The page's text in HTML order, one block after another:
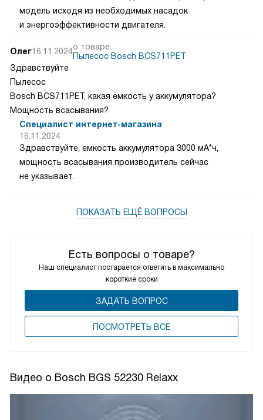
Есть вопросы о товаре?
Наш специалист постарается ответить в максимально
короткие сроки
ЗАДАТЬ ВОПРОС
ПОCМОТРЕТЬ ВСЕ
модель исходя из необходимых насадок
и энергоэффективности двигателя.
Олег16.11.2024о товаре:
Пылесос Bosch BCS711PET
Здравствуйте
Пылесос
Bosch BCS711PET, какая ёмкость у аккумулятора?
Мощность всасывания?
Специалист интернет-магазина
16.11.2024
Здравствуйте, емкость аккумулятора 3000 мА*ч,
мощность всасывания производитель сейчас
не указывает.
ПОКАЗАТЬ ЕЩЁ ВОПРОСЫ
Видео о Bosch BGS 52230 Relaxx